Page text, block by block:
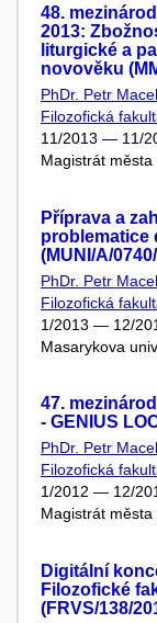
48.
2013:
liturgické a
novověku
PhDr. Petr
Filozofická
11/2013 — 11/
Magistrát
Příprava a
problematice
(MUNI/A/
PhDr. Petr
Filozofická
1/2013 — 12/
Masarykova
47.
- GENIUS
PhDr. Petr
Filozofická
1/2012 — 12/
Magistrát
Digitální
Filozofické
(FRVS/138/